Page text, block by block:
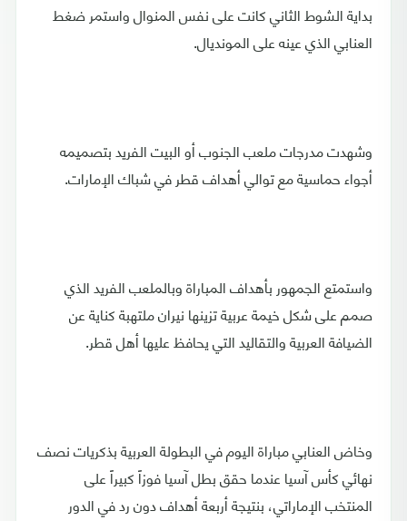
بداية الشوط الثاني كانت على نفس المنوال واستمر ضغط
العنابي الذي عينه على المونديال.
وشهدت مدرجات ملعب الجنوب أو البيت الفريد بتصميمه
أجواء حماسية مع توالي أهداف قطر في شباك الإمارات.
واستمتع الجمهور بأهداف المباراة وبالملعب الفريد الذي
صمم على شكل خيمة عربية تزينها نيران ملتهبة كناية عن
الضيافة العربية والتقاليد التي يحافظ عليها أهل قطر.
وخاض العنابي مباراة اليوم في البطولة العربية بذكريات نصف
نهائي كأس آسيا عندما حقق بطل آسيا فوزاً كبيراً على
المنتخب الإماراتي، بنتيجة أربعة أهداف دون رد في الدور